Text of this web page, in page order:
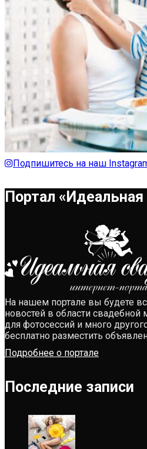
Подпишитесь на наш
Портал
На нашем портале вы будете
новостей в области
для фотосессий и много
бесплатно разместить
Подробнее о портале
Последние записи